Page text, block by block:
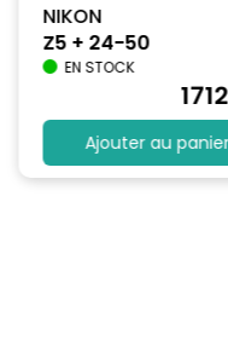
NIKON
Z5 + 24-50
EN STOCK
1712
Ajouter au